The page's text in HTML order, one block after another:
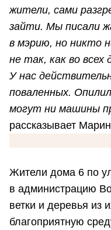
жители, сами
зайти. Мы писали
в мэрию, но никто
не так, как во всех
У нас
поваленных.
могут ни машины
рассказывает
Жители дома 6 по
в администрацию
ветки и деревья из
благоприятную